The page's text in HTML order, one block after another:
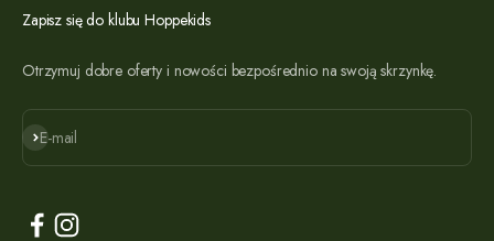
Zapisz się do klubu Hoppekids
Otrzymuj dobre oferty i nowości bezpośrednio na swoją skrzynkę.
E-mail
Subskrybuj